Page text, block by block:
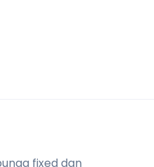
fixed dan